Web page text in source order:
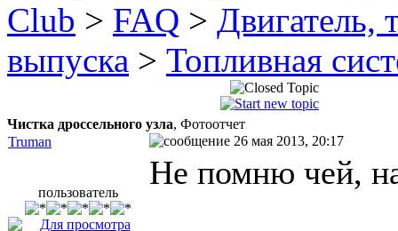
Club > FAQ > Двигатель,
выпуска > Топливная
Чистка дроссельного узла, Фотоотчет
Truman
26 мая 2013, 20:17
пользователь
Не помню чей,